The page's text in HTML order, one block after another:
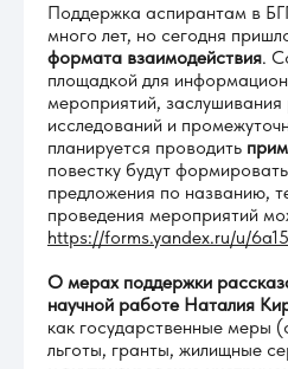
Поддержка аспирантам в
много лет, но сегодня
формата взаимодействия.
площадкой для
мероприятий, заслушивания
исследований и
планируется проводить
повестку будут
предложения по названию,
проведения мероприятий
https://forms.yandex.ru/u/
О мерах поддержки
научной работе Наталия
как государственные меры
льготы, гранты, жилищные